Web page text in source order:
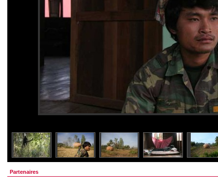
Partenaires